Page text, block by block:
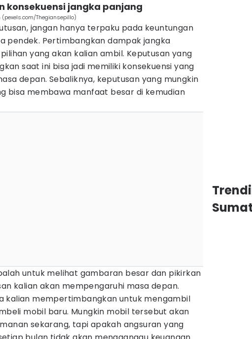
konsekuensi jangka panjang
Thegiansepillo)
jangan hanya terpaku pada keuntungan
pendek. Pertimbangkan dampak jangka
yang akan kalian ambil. Keputusan yang
saat ini bisa jadi memiliki konsekuensi yang
depan. Sebaliknya, keputusan yang mungkin
bisa membawa manfaat besar di kemudian
untuk melihat gambaran besar dan pikirkan
kalian akan mempengaruhi masa depan.
kalian mempertimbangkan untuk mengambil
mobil baru. Mungkin mobil tersebut akan
sekarang, tapi apakah angsuran yang